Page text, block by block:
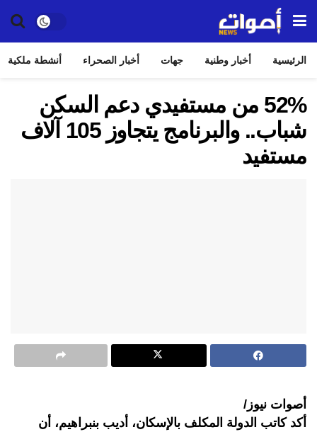
الرئيسية أخبار وطنية جهات أخبار الصحراء أنشطة ملكية
52% من مستفيدي دعم السكن
شباب.. والبرنامج يتجاوز 105 آلاف
مستفيد
أصوات نيوز/
أكد كاتب الدولة المكلف بالإسكان، أديب بنبراهيم، أن